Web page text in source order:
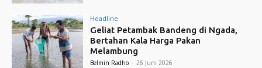
Headline
Geliat Petambak Bandeng di Ngada,
Bertahan Kala Harga Pakan
Melambung
Belmin Radho - 26 Juni 2026